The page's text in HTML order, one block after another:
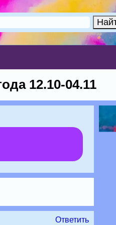
12.10-04.11
Ответить